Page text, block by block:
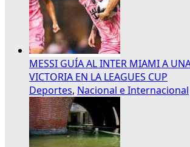
MESSI GUÍA AL INTER MIAMI A
VICTORIA EN LA LEAGUES CUP
Deportes, Nacional e Internacional